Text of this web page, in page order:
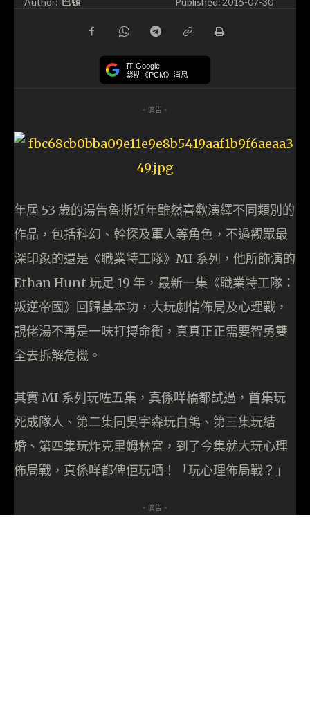
在 Google
緊貼《PCM》消息
- 廣告 -
年屆 53 歲的湯告魯斯近年雖然喜歡演繹不同類別的
作品，包括科幻、幹探及軍人等角色，不過觀眾最
深印象的還是《職業特工隊》MI 系列，他所飾演的
Ethan Hunt 玩足 19 年，最新一集《職業特工隊：
叛逆帝國》回歸基本功，大玩劇情佈局及心理戰，
靚佬湯不再是一味打搏命衝，真真正正需要智勇雙
全去拆解危機。
其實 MI 系列玩咗五集，真係咩橋都試過，首集玩
死成隊人、第二集同吳宇森玩白鴿、第三集玩結
婚、第四集玩炸克里姆林宮，到了今集就大玩心理
佈局戰，真係咩都俾佢玩哂！「玩心理佈局戰？」
- 廣告 -